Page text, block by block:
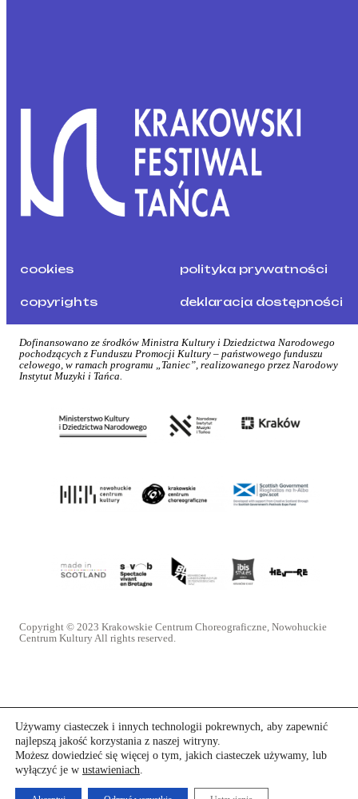
cookies polityka prywatności
copyrights deklaracja dostępności
Dofinansowano ze środków Ministra Kultury i Dziedzictwa Narodowego
pochodzących z Funduszu Promocji Kultury – państwowego funduszu
celowego, w ramach programu „Taniec”, realizowanego przez Narodowy
Instytut Muzyki i Tańca.
Copyright © 2023 Krakowskie Centrum Choreograficzne, Nowohuckie
Centrum Kultury All rights reserved.
Używamy ciasteczek i innych technologii pokrewnych, aby zapewnić
najlepszą jakość korzystania z naszej witryny.
Możesz dowiedzieć się więcej o tym, jakich ciasteczek używamy, lub
wyłączyć je w ustawieniach.